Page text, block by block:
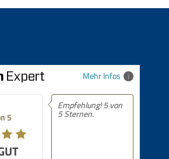
Mehr Infos
5
Empfehlung! 5 von
5 Sternen.